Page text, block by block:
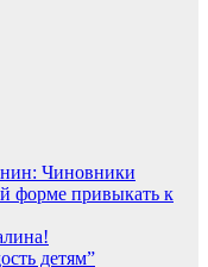
Чиновники
форме привыкать к